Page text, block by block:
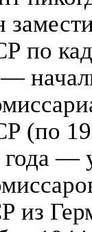
по
(по
года —
из